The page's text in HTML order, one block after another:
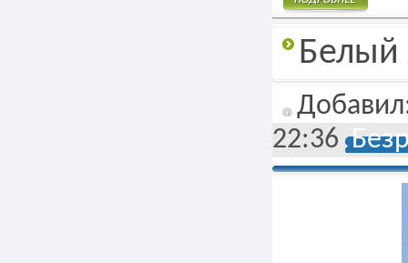
Белый
22:36